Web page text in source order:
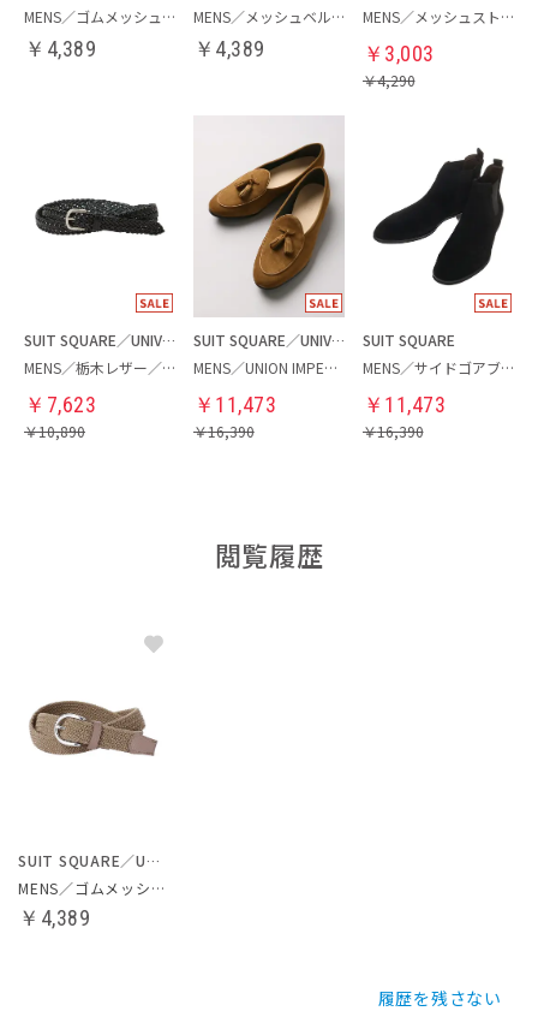
MENS／ゴムメッシュベルト
￥ 4,389
MENS／メッシュベルト
￥ 4,389
MENS／メッシュストレッチベルト
￥ 3,003
￥4,290
SUIT SQUARE／UNIVERSAL LANGUAGE
MENS／栃木レザー／メッシュベルト
￥ 7,623
￥10,890
SUIT SQUARE／UNIVERSAL LANGUAGE
MENS／UNION IMPERIAL監修／タッセルベルジャンシューズ
￥ 11,473
￥16,390
SUIT SQUARE
MENS／サイドゴアブーツ
￥ 11,473
￥16,390
閲覧履歴
SUIT SQUARE／UNIVERSAL LANGUAGE
MENS／ゴムメッシュベルト
￥4,389
履歴を残さない